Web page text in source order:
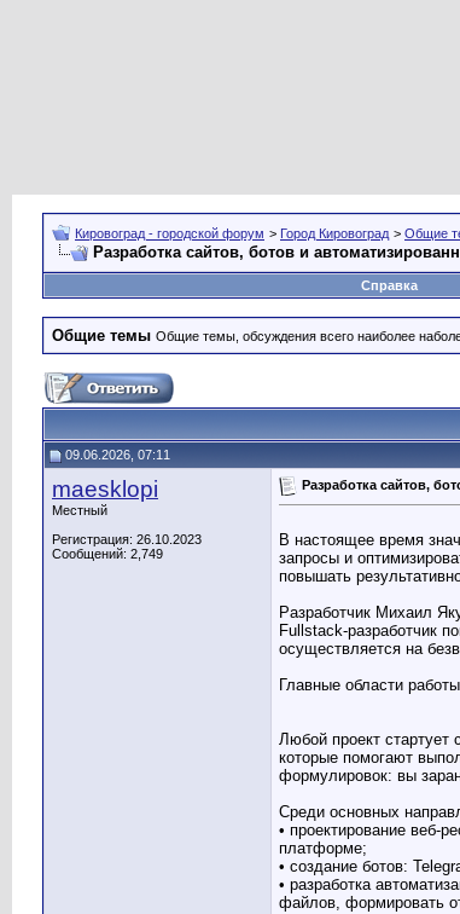
Кировоград - городской форум > Город Кировоград > Общие
Разработка сайтов, ботов и
Справка
Общие темы Общие темы, обсуждения всего наиболее
09.06.2026, 07:11
maesklopi
Местный
Регистрация: 26.10.2023
Сообщений: 2,749
Разработка сайтов,
В настоящее время
запросы и
повышать
Разработчик Михаил
Fullstack-разработчик
осуществляется на
Главные области
Любой проект стартует
которые помогают
формулировок: вы
Среди основных
• проектирование веб-
платформе;
• создание ботов:
• разработка
файлов, формировать